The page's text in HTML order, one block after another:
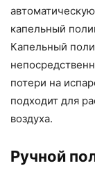
капельный
Капельный
потери на
подходит для
воздуха.
Ручной